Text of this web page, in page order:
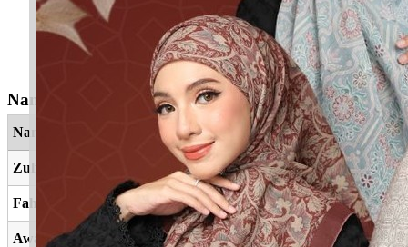
Nama Yang Berkaitan
Nama Maksud
Zulfahmi Punya kefahaman
Fahman Kefahaman
Awatif Perasaan, kesayanganku